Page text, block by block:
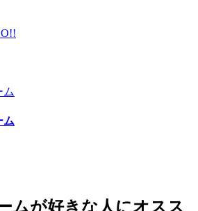
ム
ム
ムが好きな人にオスス